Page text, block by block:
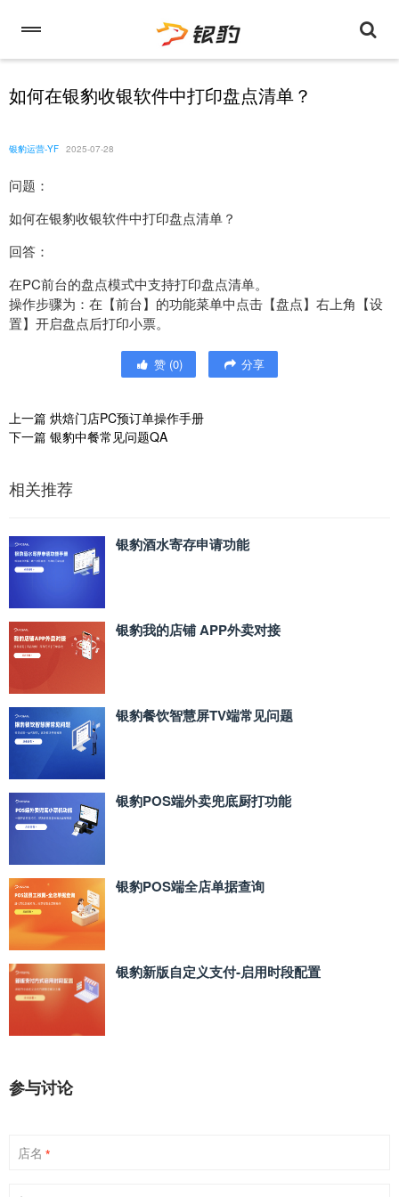
如何在银豹收银软件中打印盘点清单？
银豹运营-YF 2025-07-28
问题：
如何在银豹收银软件中打印盘点清单？
回答：
在PC前台的盘点模式中支持打印盘点清单。
操作步骤为：在【前台】的功能菜单中点击【盘点】右上角【设
置】开启盘点后打印小票。
赞 (0) 分享
上一篇 烘焙门店PC预订单操作手册
下一篇 银豹中餐常见问题QA
相关推荐
银豹酒水寄存申请功能
银豹我的店铺 APP外卖对接
银豹餐饮智慧屏TV端常见问题
银豹POS端外卖兜底厨打功能
银豹POS端全店单据查询
银豹新版自定义支付‑启用时段配置
参与讨论
店名 *